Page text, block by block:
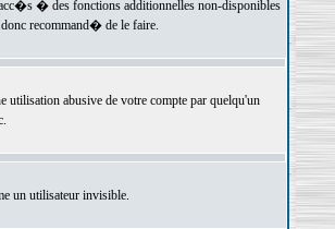
� des fonctions additionnelles non-disponibles
recommand� de le faire.
abusive de votre compte par quelqu'un
un utilisateur invisible.